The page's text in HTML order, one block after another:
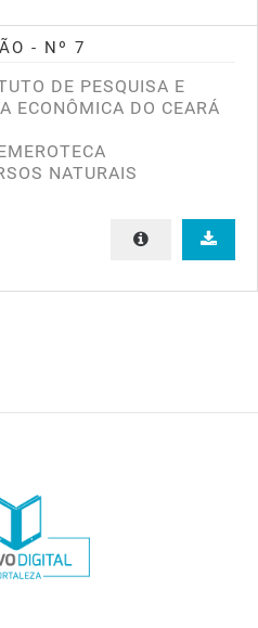
- Nº 7
DE PESQUISA E
ECONÔMICA DO CEARÁ
NATURAIS